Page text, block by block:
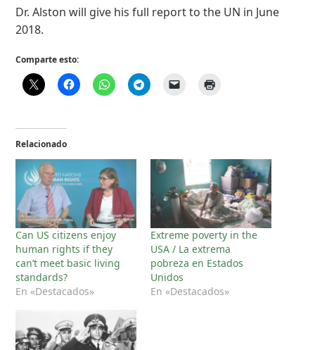
Dr. Alston will give his full report to the UN in June
2018.
Comparte esto:
Relacionado
Can US citizens enjoy
human rights if they
can’t meet basic living
standards?
En «Destacados»
Extreme poverty in the
USA / La extrema
pobreza en Estados
Unidos
En «Destacados»